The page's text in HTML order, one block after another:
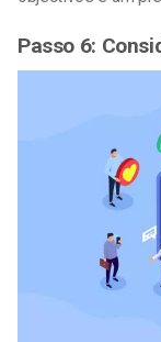
Passo 6: